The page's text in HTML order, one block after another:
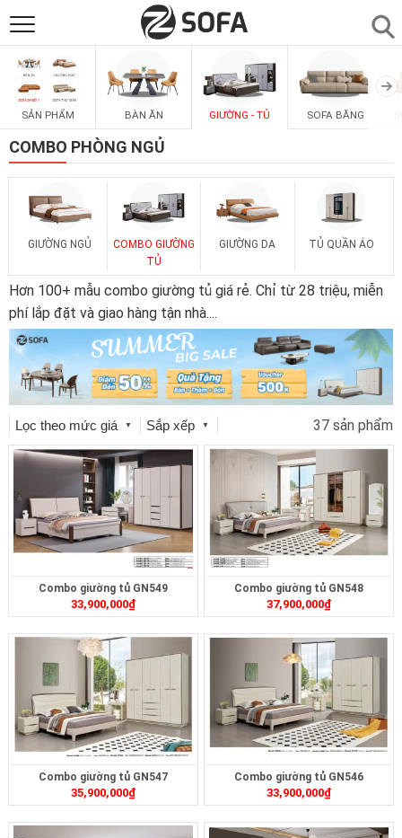
SẢN PHẨM
SOFAS
PHÒNG ĂN
PHÒNG NGỦ
PHÒNG KHÁCH ▼
LIÊN HỆ
SẢN PHẨM BÀN ĂN GIƯỜNG - TỦ SOFA BĂNG
COMBO PHÒNG NGỦ
GIƯỜNG NGỦ
COMBO GIƯỜNG
TỦ
GIƯỜNG DA TỦ QUẦN ÁO
Hơn 100+ mẫu combo giường tủ giá rẻ. Chỉ từ 28 triệu, miễn
phí lắp đặt và giao hàng tận nhà....
Lọc theo mức giá ▼ Sắp xếp ▼ 37 sản phẩm
Combo giường tủ GN549
33,900,000₫
Combo giường tủ GN548
37,900,000₫
Combo giường tủ GN547
35,900,000₫
Combo giường tủ GN546
33,900,000₫